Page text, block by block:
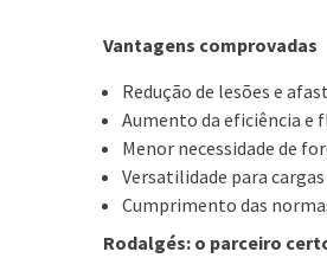
Vantagens comprovadas
Redução de lesões e
Aumento da eficiência e
Menor necessidade de
Versatilidade para
Cumprimento das
Rodalgés: o parceiro